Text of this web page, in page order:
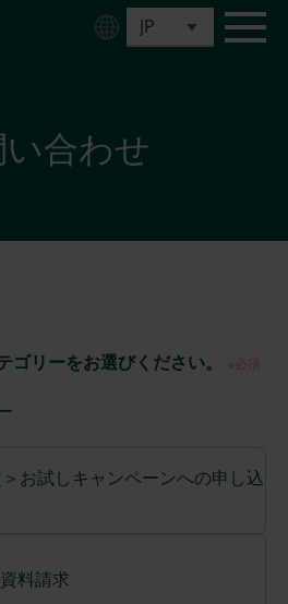
合わせ
ゴリーをお選びください。 ※必須
お試しキャンペーンへの申し込
料請求